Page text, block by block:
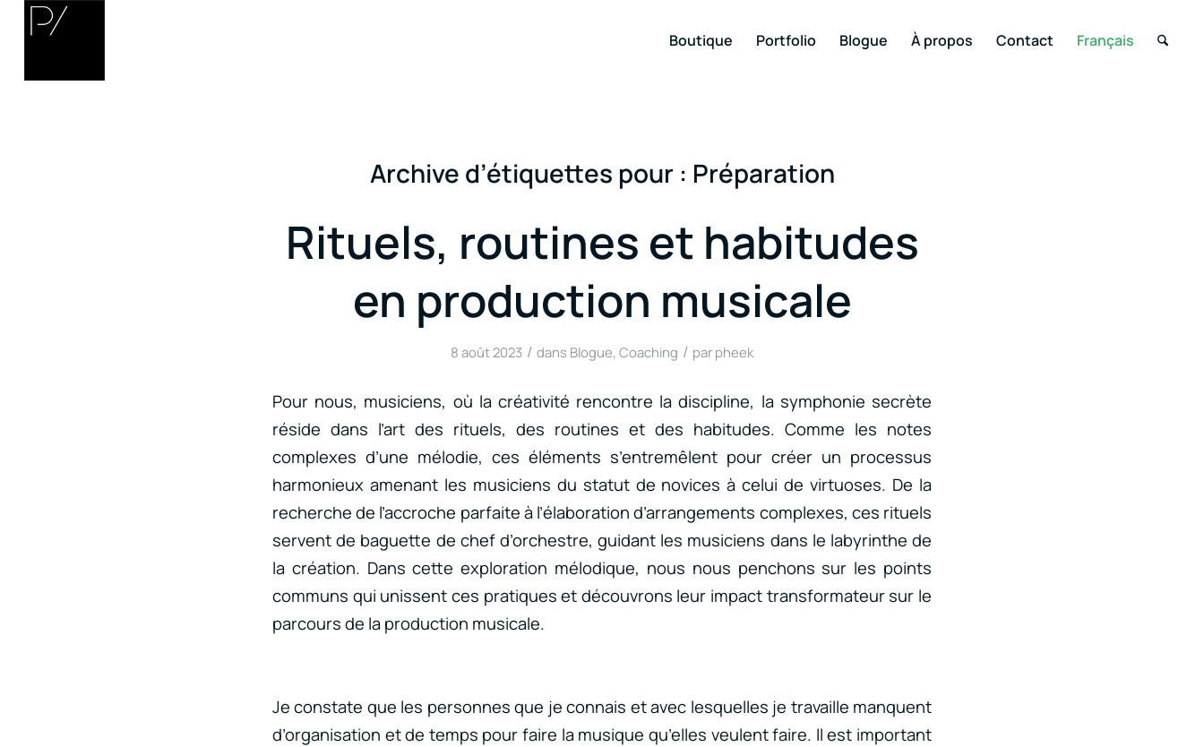
Boutique Portfolio Blogue À propos Contact Français
Archive d’étiquettes pour : Préparation
Rituels, routines et habitudes
en production musicale
8 août 2023 / dans Blogue, Coaching / par pheek
Pour nous, musiciens, où la créativité rencontre la discipline, la symphonie secrète
réside dans l’art des rituels, des routines et des habitudes. Comme les notes
complexes d’une mélodie, ces éléments s’entremêlent pour créer un processus
harmonieux amenant les musiciens du statut de novices à celui de virtuoses. De la
recherche de l’accroche parfaite à l’élaboration d’arrangements complexes, ces rituels
servent de baguette de chef d’orchestre, guidant les musiciens dans le labyrinthe de
la création. Dans cette exploration mélodique, nous nous penchons sur les points
communs qui unissent ces pratiques et découvrons leur impact transformateur sur le
parcours de la production musicale.
Je constate que les personnes que je connais et avec lesquelles je travaille manquent
d’organisation et de temps pour faire la musique qu’elles veulent faire. Il est important